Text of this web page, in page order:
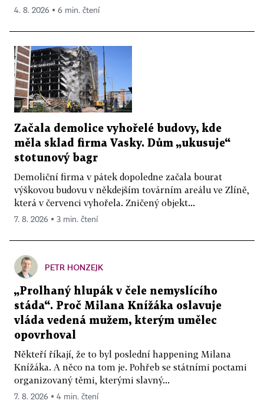
4. 8. 2026 ▪ 6 min. čtení
Začala demolice vyhořelé budovy, kde
měla sklad firma Vasky. Dům „ukusuje“
stotunový bagr
Demoliční firma v pátek dopoledne začala bourat
výškovou budovu v někdejším továrním areálu ve Zlíně,
která v červenci vyhořela. Zničený objekt...
7. 8. 2026 ▪ 3 min. čtení
PETR HONZEJK
„Prolhaný hlupák v čele nemyslícího
stáda“. Proč Milana Knížáka oslavuje
vláda vedená mužem, kterým umělec
opovrhoval
Někteří říkají, že to byl poslední happening Milana
Knížáka. A něco na tom je. Pohřeb se státními poctami
organizovaný těmi, kterými slavný...
7. 8. 2026 ▪ 4 min. čtení